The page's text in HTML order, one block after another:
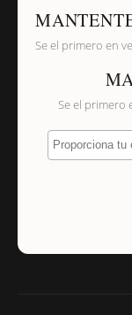
Se el primero en
Se el primero
Proporciona tu